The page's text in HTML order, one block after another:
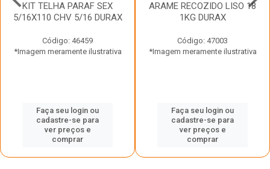
KIT TELHA PARAF SEX
5/16X110 CHV 5/16 DURAX
Código: 46459
*Imagem meramente ilustrativa
Faça seu login ou
cadastre-se para
ver preços e
comprar
ARAME RECOZIDO LISO 18
1KG DURAX
Código: 47003
*Imagem meramente ilustrativa
Faça seu login ou
cadastre-se para
ver preços e
comprar